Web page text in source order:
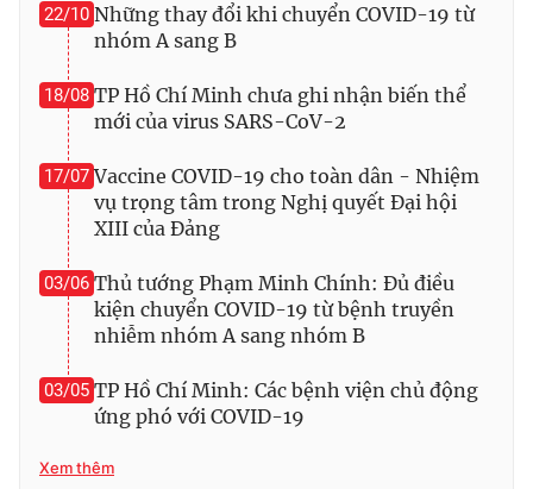
22/10 Những thay đổi khi chuyển COVID-19 từ
nhóm A sang B
18/08 TP Hồ Chí Minh chưa ghi nhận biến thể
mới của virus SARS-CoV-2
17/07 Vaccine COVID-19 cho toàn dân - Nhiệm
vụ trọng tâm trong Nghị quyết Đại hội
XIII của Đảng
03/06 Thủ tướng Phạm Minh Chính: Đủ điều
kiện chuyển COVID-19 từ bệnh truyền
nhiễm nhóm A sang nhóm B
03/05 TP Hồ Chí Minh: Các bệnh viện chủ động
ứng phó với COVID-19
Xem thêm